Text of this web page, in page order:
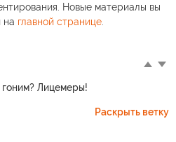
Новые материалы вы
на главной странице.
гоним? Лицемеры!
Раскрыть ветку